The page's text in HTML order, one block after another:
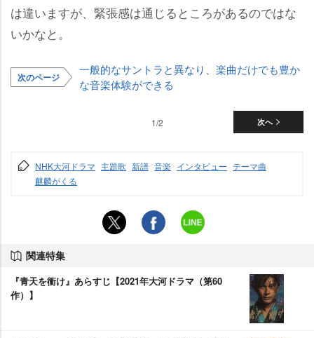
は違いますが、緊張感は通じるところがあるのではな
いかなと。
次のページ
一般的なサントラと異なり、楽曲だけでも豊か
な音楽体験ができる
次へ
1/2
NHK大河ドラマ 主題歌 新譜 音楽 インタビュー テーマ曲
麒麟がくる
関連特集
『青天を衝け』あらすじ【2021年大河ドラマ（第60
作）】